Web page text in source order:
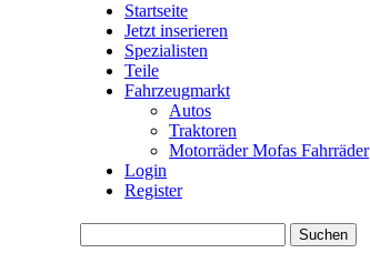
Startseite
Jetzt inserieren
Spezialisten
Teile
Fahrzeugmarkt
Autos
Traktoren
Motorräder Mofas Fahrräder
Login
Register
nach: